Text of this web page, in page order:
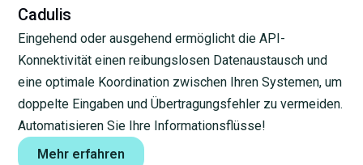
Cadulis
Eingehend oder ausgehend ermöglicht die API-
Konnektivität einen reibungslosen Datenaustausch und
eine optimale Koordination zwischen Ihren Systemen, um
doppelte Eingaben und Übertragungsfehler zu vermeiden.
Automatisieren Sie Ihre Informationsflüsse!
Mehr erfahren
Outlook Kalender
HubSpot
Pennylane